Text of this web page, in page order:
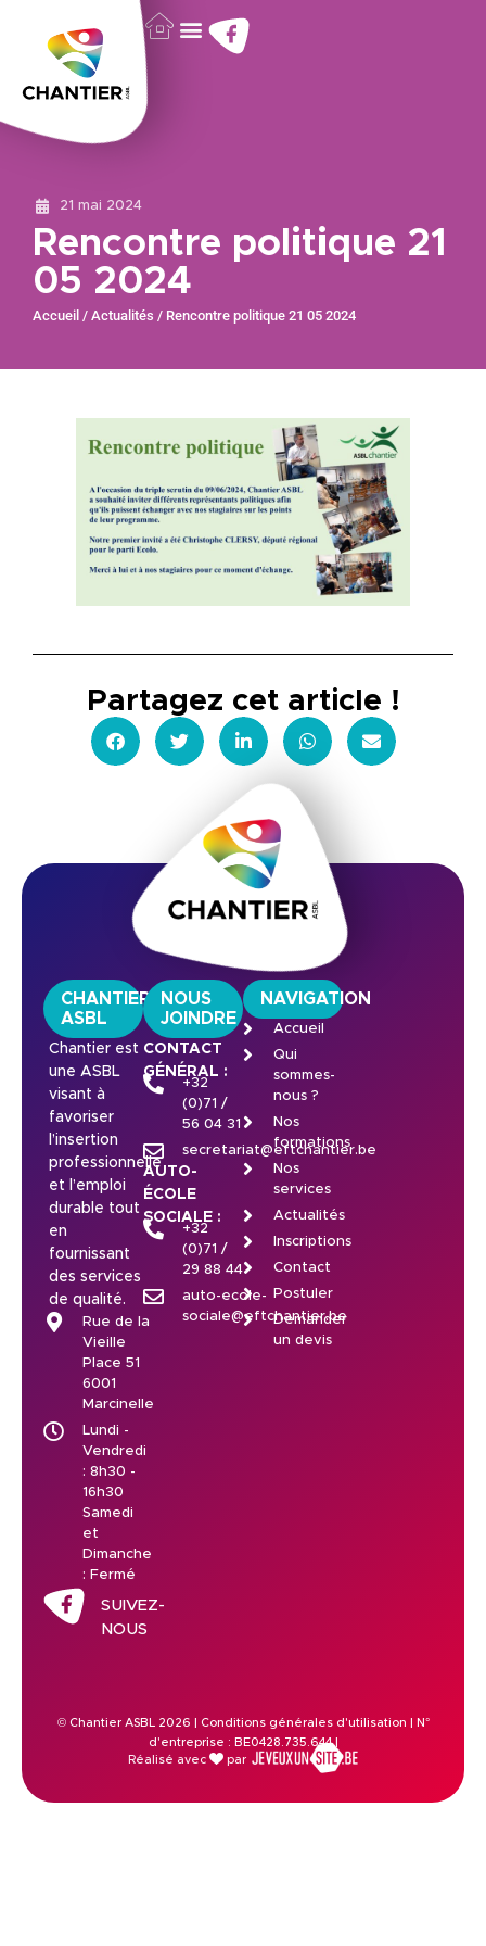
21 mai 2024
Rencontre politique 21
05 2024
Accueil / Actualités / Rencontre politique 21 05 2024
Partagez cet article !
CHANTIER
ASBL
Chantier est
une ASBL
visant à
favoriser
l’insertion
professionnelle
et l’emploi
durable tout
en
fournissant
des services
de qualité.
Rue de la
Vieille
Place 51
6001
Marcinelle
Lundi -
Vendredi
: 8h30 -
16h30
Samedi
et
Dimanche
: Fermé
SUIVEZ-
NOUS
NOUS
JOINDRE
CONTACT
GÉNÉRAL :
+32
(0)71 /
56 04 31
secretariat@eftchantier.be
AUTO-
ÉCOLE
SOCIALE :
+32
(0)71 /
29 88 44
auto-ecole-
sociale@eftchantier.be
NAVIGATION
Accueil
Qui
sommes-
nous ?
Nos
formations
Nos
services
Actualités
Inscriptions
Contact
Postuler
Demander
un devis
© Chantier ASBL 2026 | Conditions générales d'utilisation | N°
d'entreprise : BE0428.735.644 |
Réalisé avec
par